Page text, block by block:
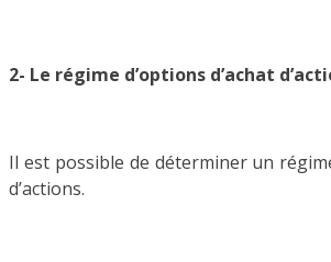
2- Le régime d’options d’achat
Il est possible de déterminer un
d’actions.